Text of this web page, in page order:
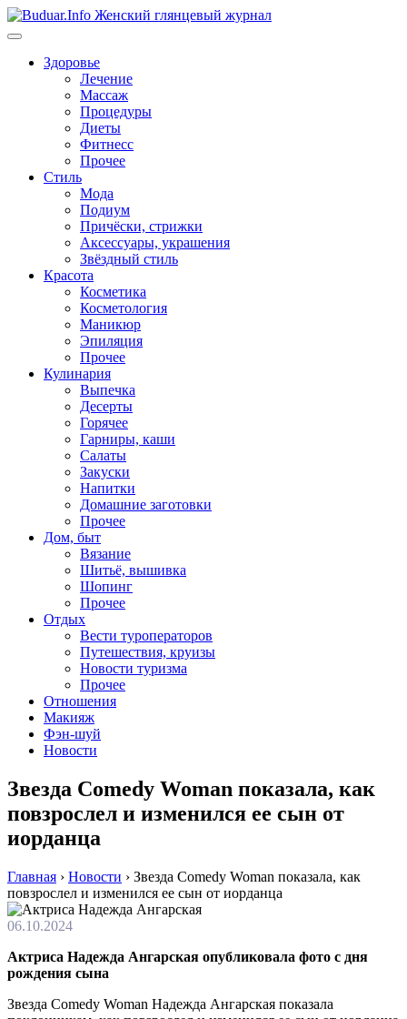
Перейти
к
Здоровье
Лечение
Массаж
Процедуры
Диеты
Фитнесс
Прочее
Стиль
Мода
Подиум
Причёски, стрижки
Аксессуары, украшения
Звёздный стиль
Красота
Косметика
Косметология
Маникюр
Эпиляция
Прочее
Кулинария
Выпечка
Десерты
Горячее
Гарниры, каши
Салаты
Закуски
Напитки
Домашние заготовки
Прочее
Дом, быт
Вязание
Шитьё, вышивка
Шопинг
Прочее
Отдых
Вести туроператоров
Путешествия, круизы
Новости туризма
Прочее
Отношения
Макияж
Фэн-шуй
Новости
Звезда Comedy Woman показала, как
повзрослел и изменился ее сын от
иорданца
Главная › Новости › Звезда Comedy Woman показала, как
повзрослел и изменился ее сын от иорданца
06.10.2024
Актриса Надежда Ангарская опубликовала фото с дня
рождения сына
Звезда Comedy Woman Надежда Ангарская показала